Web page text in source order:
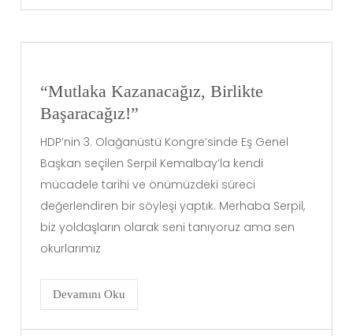
“Mutlaka Kazanacağız, Birlikte
Başaracağız!”
HDP’nin 3. Olağanüstü Kongre’sinde Eş Genel
Başkan seçilen Serpil Kemalbay’la kendi
mücadele tarihi ve önümüzdeki süreci
değerlendiren bir söyleşi yaptık. Merhaba Serpil,
biz yoldaşların olarak seni tanıyoruz ama sen
okurlarımız
Devamını Oku